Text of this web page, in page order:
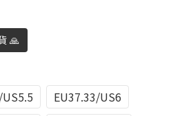
🙏
EU37.33/US6